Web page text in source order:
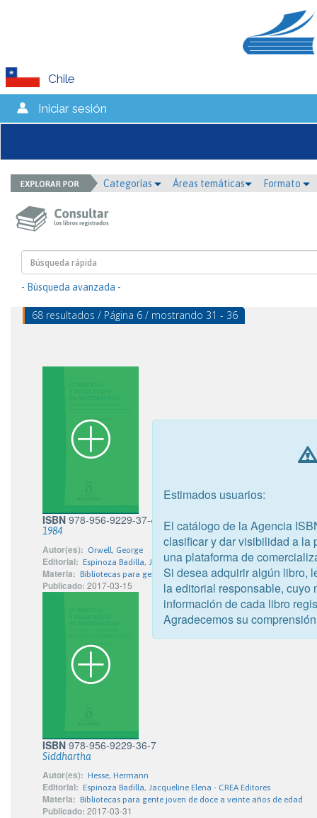
Chile
Iniciar sesión
Categorías Áreas temáticas Formato
- Búsqueda avanzada -
68 resultados / Página 6 / mostrando 31 - 36
ISBN 978-956-9229-37-4
1984
Autor(es): Orwell, George
Editorial: Espinoza Badilla, Jacqueline Elena - CREA Editores
Materia: Bibliotecas para gente joven de doce a veinte años de edad
Publicado: 2017-03-15
ISBN 978-956-9229-36-7
Siddhartha
Autor(es): Hesse, Hermann
Editorial: Espinoza Badilla, Jacqueline Elena - CREA Editores
Materia: Bibliotecas para gente joven de doce a veinte años de edad
Publicado: 2017-03-31
Estimados usuarios:
El catálogo de la Agencia
clasificar y dar visibilidad a la
una plataforma de
Si desea adquirir algún libro,
la editorial responsable, cuyo
información de cada libro
Agradecemos su